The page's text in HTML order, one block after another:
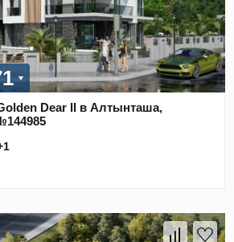
Dear II в Алтынташа,